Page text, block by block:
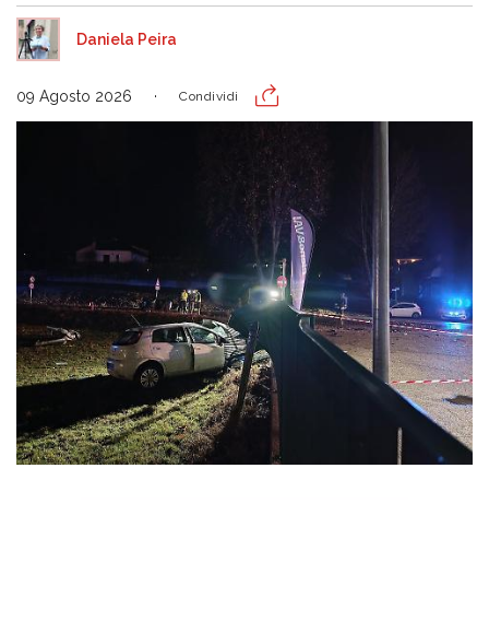
Daniela Peira
09 Agosto 2026 Condividi